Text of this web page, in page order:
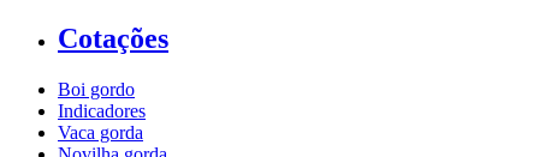
Cotações
Boi gordo
Indicadores
Vaca gorda